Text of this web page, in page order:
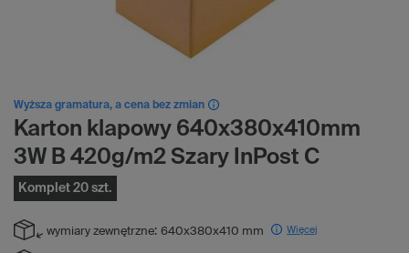
Wyższa gramatura, a cena bez zmian
Karton klapowy 640x380x410mm
3W B 420g/m2 Szary InPost C
Komplet 20 szt.
wymiary zewnętrzne: 640x380x410 mm Więcej